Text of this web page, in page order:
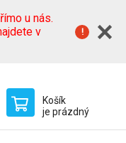
u nás.
v
Košík
je prázdný